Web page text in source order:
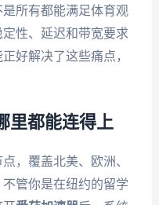
所有都能满足体育观
性、延迟和带宽要求
好解决了这些痛点，
里都能连得上
，覆盖北美、欧洲、
管你是在纽约的留学